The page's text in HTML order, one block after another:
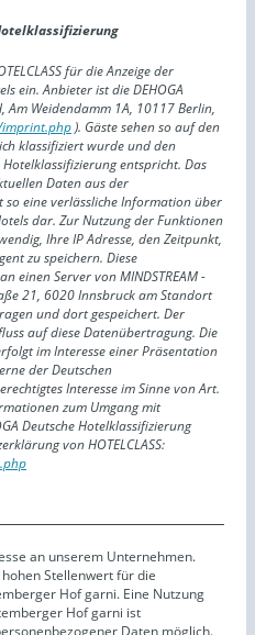
für die Anzeige der
ein. Anbieter ist die DEHOGA
Am Weidendamm 1A, 10117 Berlin,
). Gäste sehen so auf den
klassifiziert wurde und den
entspricht. Das
Daten aus der
eine verlässliche Information über
dar. Zur Nutzung der Funktionen
Ihre IP Adresse, den Zeitpunkt,
zu speichern. Diese
einen Server von MINDSTREAM -
21, 6020 Innsbruck am Standort
und dort gespeichert. Der
auf diese Datenübertragung. Die
im Interesse einer Präsentation
der Deutschen
Interesse im Sinne von Art.
zum Umgang mit
Deutsche Hotelklassifizierung
von HOTELCLASS:
an unserem Unternehmen.
Stellenwert für die
Hof garni. Eine Nutzung
Hof garni ist
Daten möglich.